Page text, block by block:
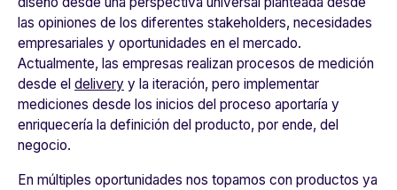
las opiniones de los diferentes stakeholders, necesidades
empresariales y oportunidades en el mercado.
Actualmente, las empresas realizan procesos de medición
desde el delivery y la iteración, pero implementar
mediciones desde los inicios del proceso aportaría y
enriquecería la definición del producto, por ende, del
negocio.
En múltiples oportunidades nos topamos con productos ya